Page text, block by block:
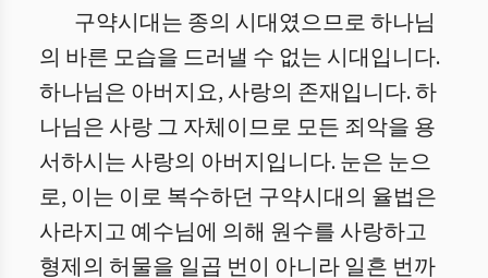
구약시대는 종의 시대였으므로 하나님
의 바른 모습을 드러낼 수 없는 시대입니다.
하나님은 아버지요, 사랑의 존재입니다. 하
나님은 사랑 그 자체이므로 모든 죄악을 용
서하시는 사랑의 아버지입니다. 눈은 눈으
로, 이는 이로 복수하던 구약시대의 율법은
사라지고 예수님에 의해 원수를 사랑하고
형제의 허물을 일곱 번이 아니라 일흔 번까